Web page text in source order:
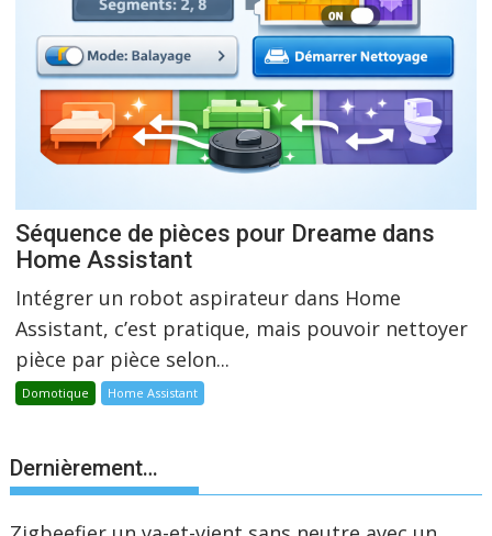
Séquence de pièces pour Dreame dans
Home Assistant
Intégrer un robot aspirateur dans Home
Assistant, c’est pratique, mais pouvoir nettoyer
pièce par pièce selon...
Domotique Home Assistant
Dernièrement…